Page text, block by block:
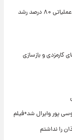
تغییر مثبت در عملکرد مالی بانک صادرات ایران/ درآمد عملیاتی ۸۰ درصد رشد
کارمزدی و بازسازی
پور وایرال شد+فیلم
را نداشتم